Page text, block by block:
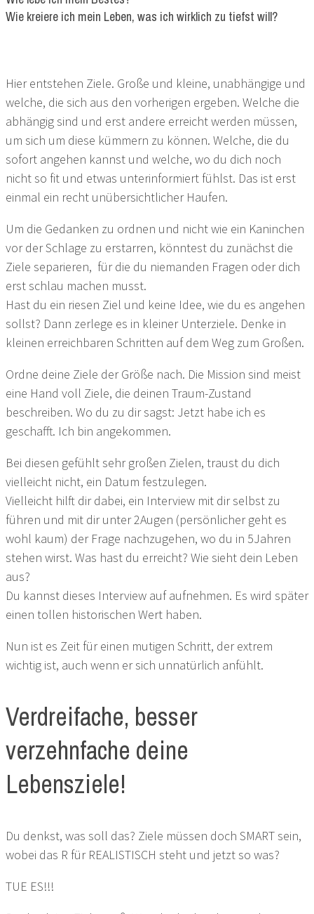
Wie kreiere ich mein Leben, was ich wirklich zu tiefst will?
Hier entstehen Ziele. Große und kleine, unabhängige und
welche, die sich aus den vorherigen ergeben. Welche die
abhängig sind und erst andere erreicht werden müssen,
um sich um diese kümmern zu können. Welche, die du
sofort angehen kannst und welche, wo du dich noch
nicht so fit und etwas unterinformiert fühlst. Das ist erst
einmal ein recht unübersichtlicher Haufen.
Um die Gedanken zu ordnen und nicht wie ein Kaninchen
vor der Schlage zu erstarren, könntest du zunächst die
Ziele separieren, für die du niemanden Fragen oder dich
erst schlau machen musst.
Hast du ein riesen Ziel und keine Idee, wie du es angehen
sollst? Dann zerlege es in kleiner Unterziele. Denke in
kleinen erreichbaren Schritten auf dem Weg zum Großen.
Ordne deine Ziele der Größe nach. Die Mission sind meist
eine Hand voll Ziele, die deinen Traum-Zustand
beschreiben. Wo du zu dir sagst: Jetzt habe ich es
geschafft. Ich bin angekommen.
Bei diesen gefühlt sehr großen Zielen, traust du dich
vielleicht nicht, ein Datum festzulegen.
Vielleicht hilft dir dabei, ein Interview mit dir selbst zu
führen und mit dir unter 2Augen (persönlicher geht es
wohl kaum) der Frage nachzugehen, wo du in 5Jahren
stehen wirst. Was hast du erreicht? Wie sieht dein Leben
aus?
Du kannst dieses Interview auf aufnehmen. Es wird später
einen tollen historischen Wert haben.
Nun ist es Zeit für einen mutigen Schritt, der extrem
wichtig ist, auch wenn er sich unnatürlich anfühlt.
Verdreifache, besser
verzehnfache deine
Lebensziele!
Du denkst, was soll das? Ziele müssen doch SMART sein,
wobei das R für REALISTISCH steht und jetzt so was?
TUE ES!!!